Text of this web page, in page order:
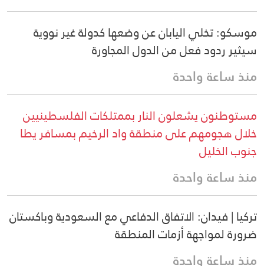
موسكو: تخلي اليابان عن وضعها كدولة غير نووية
سيثير ردود فعل من الدول المجاورة
منذ ساعة واحدة
مستوطنون يشعلون النار بممتلكات الفلسطينيين
خلال هجومهم على منطقة واد الرخيم بمسافر يطا
جنوب الخليل
منذ ساعة واحدة
تركيا | فيدان: الاتفاق الدفاعي مع السعودية وباكستان
ضرورة لمواجهة أزمات المنطقة
منذ ساعة واحدة